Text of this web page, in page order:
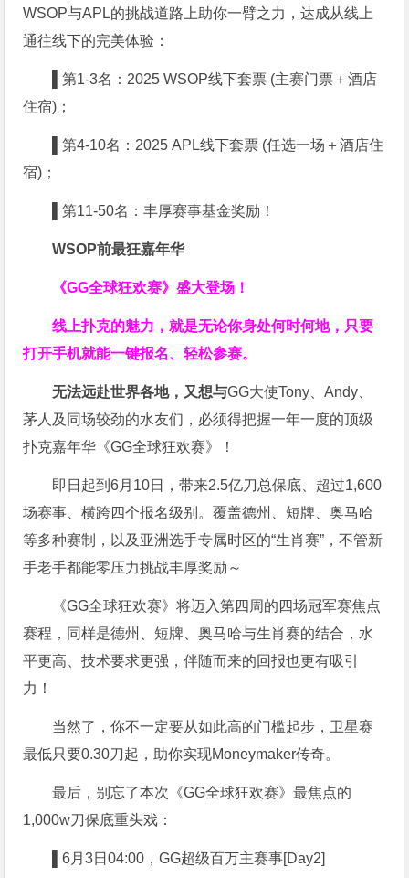
WSOP与APL的挑战道路上助你一臂之力，达成从线上
通往线下的完美体验：
▌第1-3名：2025 WSOP线下套票 (主赛门票＋酒店
住宿)；
▌第4-10名：2025 APL线下套票 (任选一场＋酒店住
宿)；
▌第11-50名：丰厚赛事基金奖励！
WSOP前最狂嘉年华
《GG全球狂欢赛》盛大登场！
线上扑克的魅力，就是无论你身处何时何地，只要
打开手机就能一键报名、轻松参赛。
无法远赴世界各地，又想与GG大使Tony、Andy、
茅人及同场较劲的水友们，必须得把握一年一度的顶级
扑克嘉年华《GG全球狂欢赛》！
即日起到6月10日，带来2.5亿刀总保底、超过1,600
场赛事、横跨四个报名级别。覆盖德州、短牌、奥马哈
等多种赛制，以及亚洲选手专属时区的“生肖赛”，不管新
手老手都能零压力挑战丰厚奖励～
《GG全球狂欢赛》将迈入第四周的四场冠军赛焦点
赛程，同样是德州、短牌、奥马哈与生肖赛的结合，水
平更高、技术要求更强，伴随而来的回报也更有吸引
力！
当然了，你不一定要从如此高的门槛起步，卫星赛
最低只要0.30刀起，助你实现Moneymaker传奇。
最后，别忘了本次《GG全球狂欢赛》最焦点的
1,000w刀保底重头戏：
▌6月3日04:00，GG超级百万主赛事[Day2]